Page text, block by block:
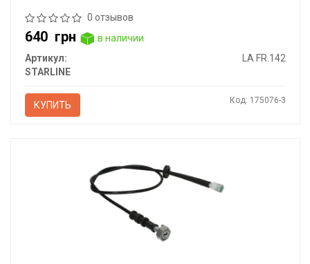
0 отзывов
640 грн
в наличии
Артикул:
LA FR.142
STARLINE
КУПИТЬ Код: 175076-3